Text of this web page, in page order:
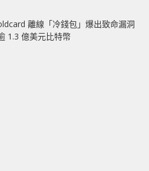
離線「冷錢包」爆出致命漏洞
1.3 億美元比特幣